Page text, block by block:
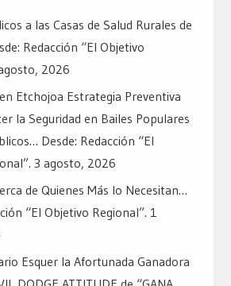
a las Casas de Salud Rurales de
Redacción “El Objetivo
2026
Etchojoa Estrategia Preventiva
la Seguridad en Bailes Populares
Desde: Redacción “El
3 agosto, 2026
de Quienes Más lo Necesitan…
“El Objetivo Regional”. 1
Esquer la Afortunada Ganadora